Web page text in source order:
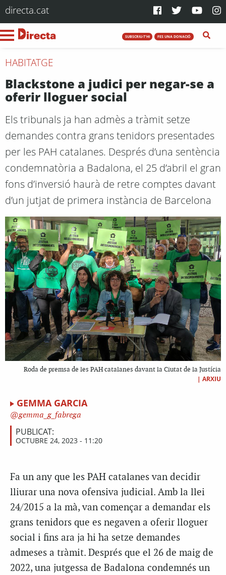
directa.cat
SUBSCRIU-T'HI FES UNA DONACIÓ
HABITATGE
Blackstone a judici per negar-se a
oferir lloguer social
Els tribunals ja han admès a tràmit setze
demandes contra grans tenidors presentades
per les PAH catalanes. Després d’una sentència
condemnatòria a Badalona, el 25 d’abril el gran
fons d’inversió haurà de retre comptes davant
d’un jutjat de primera instància de Barcelona
Roda de premsa de les PAH catalanes davant la Ciutat de la Justícia
| ARXIU
GEMMA GARCIA
gemma_g_fabrega
PUBLICAT:
OCTUBRE 24, 2023 - 11:20
Fa un any que les PAH catalanes van decidir
lliurar una nova ofensiva judicial. Amb la llei
24/2015 a la mà, van començar a demandar els
grans tenidors que es negaven a oferir lloguer
social i fins ara ja hi ha setze demandes
admeses a tràmit. Després que el 26 de maig de
2022, una jutgessa de Badalona condemnés un